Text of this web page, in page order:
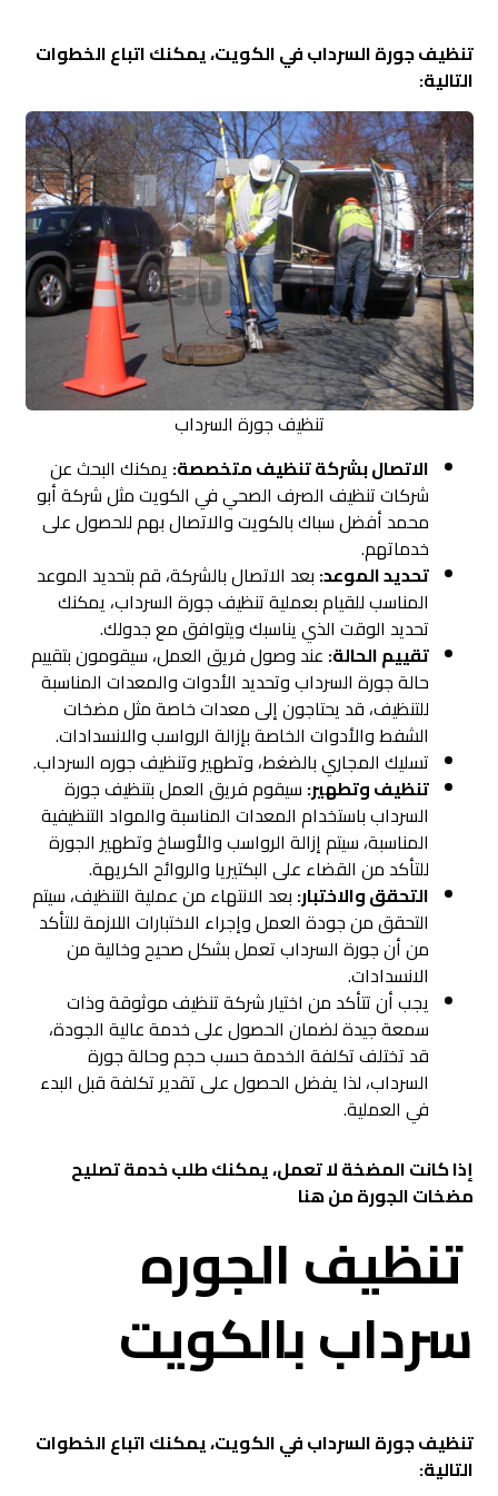
تنظيف جورة السرداب في الكويت، يمكنك اتباع الخطوات
التالية:
تنظيف جورة السرداب
الاتصال بشركة تنظيف متخصصة: يمكنك البحث عن
شركات تنظيف الصرف الصحي في الكويت مثل شركة أبو
محمد أفضل سباك بالكويت والاتصال بهم للحصول على
خدماتهم.
تحديد الموعد: بعد الاتصال بالشركة، قم بتحديد الموعد
المناسب للقيام بعملية تنظيف جورة السرداب، يمكنك
تحديد الوقت الذي يناسبك ويتوافق مع جدولك.
تقييم الحالة: عند وصول فريق العمل، سيقومون بتقييم
حالة جورة السرداب وتحديد الأدوات والمعدات المناسبة
للتنظيف، قد يحتاجون إلى معدات خاصة مثل مضخات
الشفط والأدوات الخاصة بإزالة الرواسب والانسدادات.
تسليك المجاري بالضغط، وتطهير وتنظيف جوره السرداب.
تنظيف وتطهير: سيقوم فريق العمل بتنظيف جورة
السرداب باستخدام المعدات المناسبة والمواد التنظيفية
المناسبة، سيتم إزالة الرواسب والأوساخ وتطهير الجورة
للتأكد من القضاء على البكتيريا والروائح الكريهة.
التحقق والاختبار: بعد الانتهاء من عملية التنظيف، سيتم
التحقق من جودة العمل وإجراء الاختبارات اللازمة للتأكد
من أن جورة السرداب تعمل بشكل صحيح وخالية من
الانسدادات.
يجب أن تتأكد من اختيار شركة تنظيف موثوقة وذات
سمعة جيدة لضمان الحصول على خدمة عالية الجودة،
قد تختلف تكلفة الخدمة حسب حجم وحالة جورة
السرداب، لذا يفضل الحصول على تقدير تكلفة قبل البدء
في العملية.
إذا كانت المضخة لا تعمل، يمكنك طلب خدمة تصليح
مضخات الجورةمن هنا
تنظيف الجوره
سرداب بالكويت
تنظيف جورة السرداب في الكويت، يمكنك اتباع الخطوات
التالية: